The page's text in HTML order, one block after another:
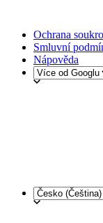
Ochrana
Smluvní
Nápověda